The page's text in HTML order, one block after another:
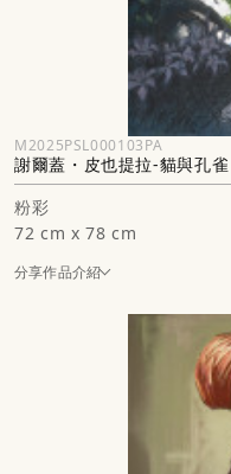
M2025PSL000103PA
謝爾蓋・皮也提拉-貓與孔
粉彩
72 cm x 78 cm
分享作品介紹